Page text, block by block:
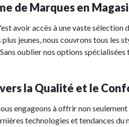
de Marques en
avoir accès à une vaste sélection
jeunes, nous couvrons tous les
oublier nos options
la Qualité et le
engageons à offrir non
technologies et tendances